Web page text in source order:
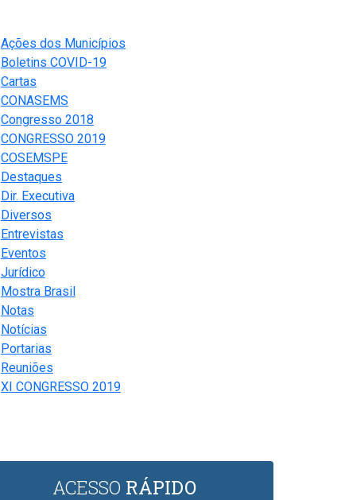
Ações dos Municípios
Boletins COVID-19
Cartas
CONASEMS
Congresso 2018
CONGRESSO 2019
COSEMSPE
Destaques
Dir. Executiva
Diversos
Entrevistas
Eventos
Jurídico
Mostra Brasil
Notas
Notícias
Portarias
Reuniões
XI CONGRESSO 2019
ACESSO RÁPIDO